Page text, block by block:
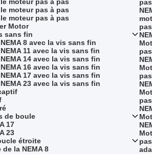
moteur pas à pas
moteur pas à pas
moteur pas à pas
Motor
sans fin
8 avec la vis sans fin
11 avec la vis sans fin
14 avec la vis sans fin
16 avec la vis sans fin
17 avec la vis sans fin
23 avec la vis sans fin
de boule
17
23
étroite
la NEMA 8